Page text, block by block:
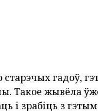
старэчых гадоў,
Такое жывёла
і зрабіць з